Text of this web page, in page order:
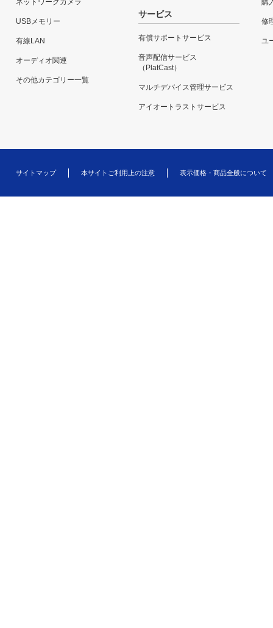
ネットワークカメラ
USBメモリー
有線LAN
オーディオ関連
その他カテゴリー一覧
サービス
有償サポートサービス
音声配信サービス
（PlatCast）
マルチデバイス管理サービス
アイオートラストサービス
購
修
ユ
サイトマップ 本サイトご利用上の注意 表示価格・商品全般について